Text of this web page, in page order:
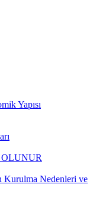
Yapısı
Kurulma Nedenleri ve